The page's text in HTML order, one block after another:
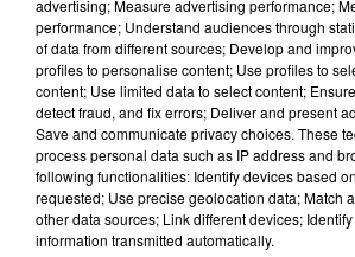
15h53
15h53
MC HAMMER
U Can't Touch This
15h50
15h50
ZAZIE
Peu Importe
advertising; Measure advertising performance;
performance; Understand audiences through
of data from different sources; Develop and
profiles to personalise content; Use profiles to
content; Use limited data to select content;
detect fraud, and fix errors; Deliver and present
Save and communicate privacy choices. These
process personal data such as IP address and
following functionalities: Identify devices based
requested; Use precise geolocation data; Match
other data sources; Link different devices;
information transmitted automatically.